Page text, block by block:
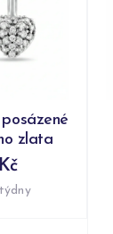
zlata